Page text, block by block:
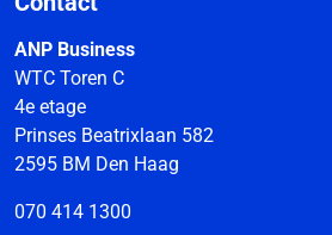
ANP Business
WTC Toren C
4e etage
Prinses Beatrixlaan 582
2595 BM Den Haag
070 414 1300